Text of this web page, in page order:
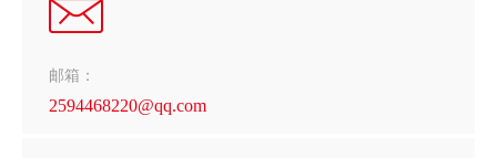
邮箱：
2594468220@qq.com